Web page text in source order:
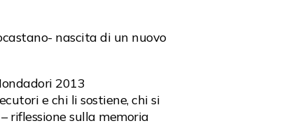
nascita di un nuovo
2013
e chi li sostiene, chi si
riflessione sulla memoria